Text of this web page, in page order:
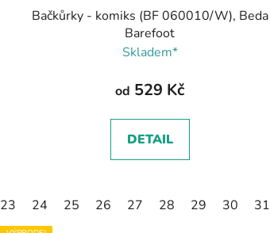
Bačkůrky - komiks (BF 060010/W), Beda
Barefoot
Skladem*
od 529 Kč
DETAIL
23 24 25 26 27 28 29 30 31